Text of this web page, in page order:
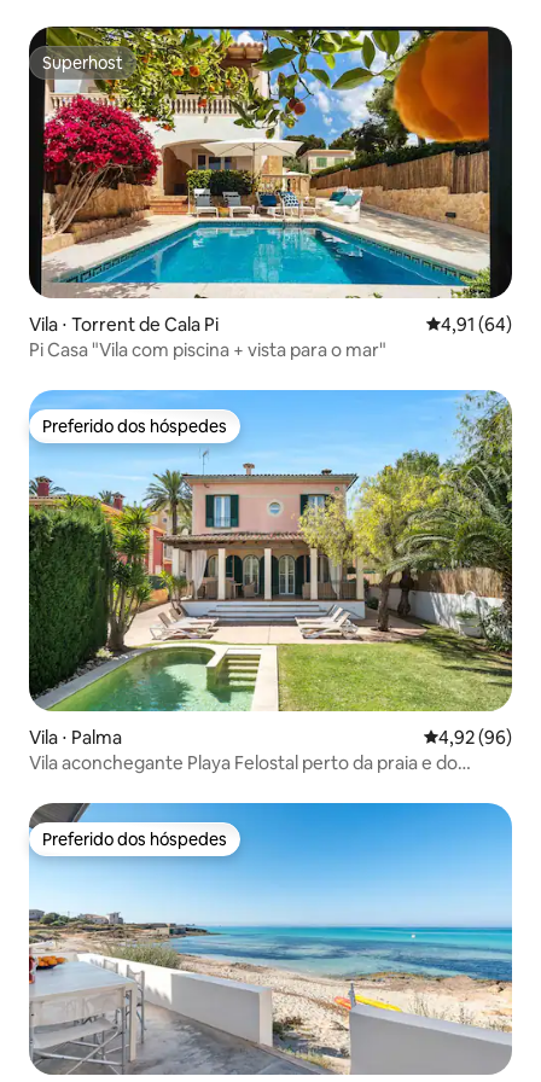
Superhost
Superhost
Vila ⋅ Torrent de Cala Pi 4,91 de uma
4,91 (64)
Pi Casa "Vila com piscina + vista para o mar"
Preferido dos hóspedes
Preferido dos hóspedes
Vila ⋅ Palma 4,92 de uma
4,92 (96)
Vila aconchegante Playa Felostal perto da praia e do
Preferido dos hóspedes
Preferido dos hóspedes